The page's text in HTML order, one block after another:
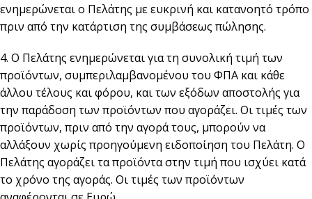
ενημερώνεται ο Πελάτης με ευκρινή και κατανοητό τρόπο
πριν από την κατάρτιση της συμβάσεως πώλησης.
4. Ο Πελάτης ενημερώνεται για τη συνολική τιμή των
προϊόντων, συμπεριλαμβανομένου του ΦΠΑ και κάθε
άλλου τέλους και φόρου, και των εξόδων αποστολής για
την παράδοση των προϊόντων που αγοράζει. Οι τιμές των
προϊόντων, πριν από την αγορά τους, μπορούν να
αλλάξουν χωρίς προηγούμενη ειδοποίηση του Πελάτη. Ο
Πελάτης αγοράζει τα προϊόντα στην τιμή που ισχύει κατά
το χρόνο της αγοράς. Οι τιμές των προϊόντων